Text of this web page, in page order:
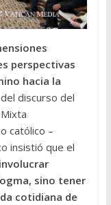
perspectivas
hacia la
discurso del
católico –
insistió que el
sino tener
cotidiana de